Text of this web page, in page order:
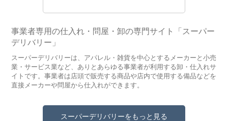
事業者専用の仕入れ・問屋・卸の専門サイト「スーパー
デリバリー」
スーパーデリバリーは、アパレル・雑貨を中心とするメーカーと小売
業・サービス業など、ありとあらゆる事業者が利用する卸・仕入れサ
イトです。事業者は店頭で販売する商品や店内で使用する備品などを
直接メーカーや問屋から仕入れができます。
スーパーデリバリーをもっと見る